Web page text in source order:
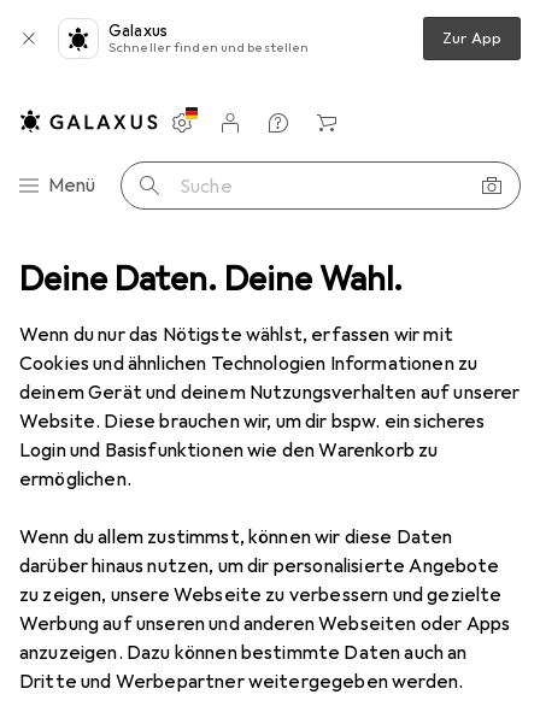
Deine Daten. Deine Wahl.
Wenn du nur das Nötigste wählst, erfassen wir mit
Cookies und ähnlichen Technologien Informationen zu
deinem Gerät und deinem Nutzungsverhalten auf unserer
Website. Diese brauchen wir, um dir bspw. ein sicheres
Login und Basisfunktionen wie den Warenkorb zu
ermöglichen.
Wenn du allem zustimmst, können wir diese Daten
darüber hinaus nutzen, um dir personalisierte Angebote
zu zeigen, unsere Webseite zu verbessern und gezielte
Werbung auf unseren und anderen Webseiten oder Apps
anzuzeigen. Dazu können bestimmte Daten auch an
Dritte und Werbepartner weitergegeben werden.
Galaxus
Schneller finden und bestellen Zur App
Navigation nach Kategorien
Menü Suche
Einstellungen
Kundenkonto
Vergleichslisten
Merklisten
Warenkorb
Geräte Schutzfolie Dipos Blickschutzfolie 4-Way Privacy
4 Bilder
DiposBlickschutzfolie 4-Way Privacy
EUR
13,95
2
Bewertungen